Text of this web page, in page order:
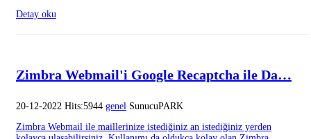
Detay oku
Zimbra Webmail'i Google Recaptcha ile Da…
20-12-2022 Hits:5944 genel SunucuPARK
Zimbra Webmail ile maillerinize istediğiniz an istediğiniz yerden